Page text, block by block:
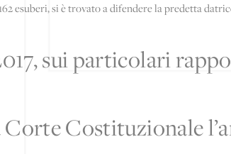
esuberi, si è trovato a difendere la predetta
sui particolari
Costituzionale